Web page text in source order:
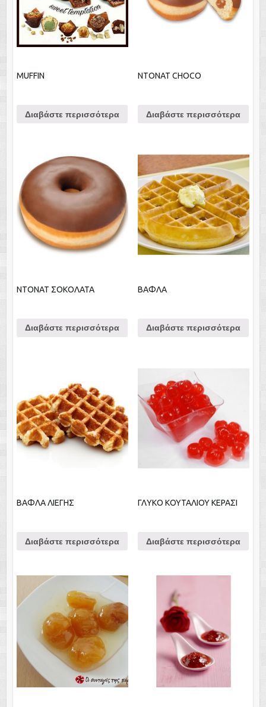
MUFFIN
Διαβάστε περισσότερα
NTONAT CHOCO
Διαβάστε περισσότερα
NTONAT ΣΟΚΟΛΑΤΑ
Διαβάστε περισσότερα
ΒΑΦΛΑ
Διαβάστε περισσότερα
ΒΑΦΛΑ ΛΙΕΓΗΣ
Διαβάστε περισσότερα
ΓΛΥΚΟ ΚOYΤΑΛΙΟΥ ΚΕΡΑΣΙ
Διαβάστε περισσότερα